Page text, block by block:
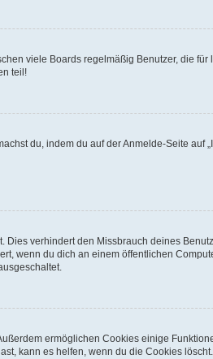
viele Boards regelmäßig Benutzer, die für
teil!
du, indem du auf der Anmelde-Seite auf
verhindert den Missbrauch deines
wenn du dich an einem öffentlichen
ermöglichen Cookies einige
kann es helfen, wenn du die Cookies löscht.